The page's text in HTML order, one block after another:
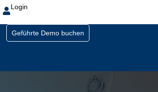
Login
Geführte Demo buchen